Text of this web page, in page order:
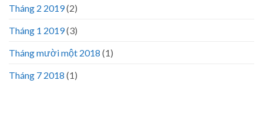
Tháng 2 2019(2)
Tháng 1 2019(3)
Tháng mười một 2018 (1)
Tháng 7 2018 (1)